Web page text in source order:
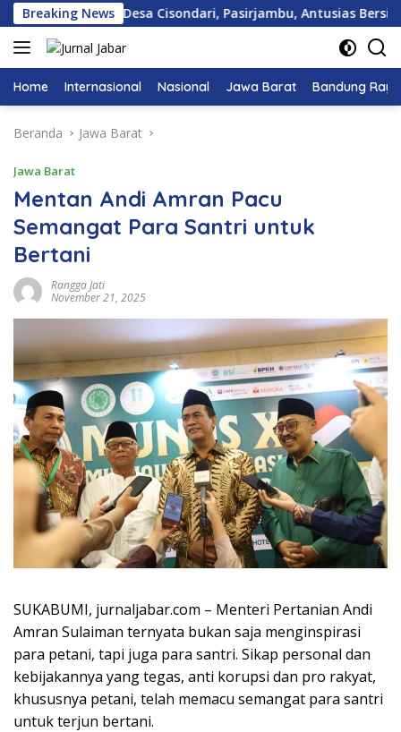
Langsung
ke
konten
Breaking News
02/RW 01, Desa Cisondari, Pasirjambu, Antusias Bersih-
Home Internasional Nasional Jawa Barat Bandung Raya
Beranda Jawa Barat
Jawa Barat
Mentan Andi Amran Pacu
Semangat Para Santri untuk
Bertani
Rangga Jati
November 21, 2025
SUKABUMI, jurnaljabar.com – Menteri Pertanian Andi
Amran Sulaiman ternyata bukan saja menginspirasi
para petani, tapi juga para santri. Sikap personal dan
kebijakannya yang tegas, anti korupsi dan pro rakyat,
khususnya petani, telah memacu semangat para santri
untuk terjun bertani.